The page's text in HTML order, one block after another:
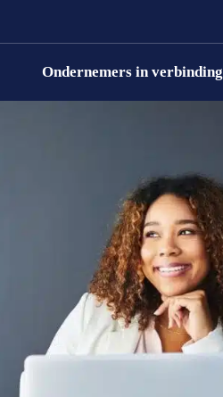
Ondernemers in verbinding